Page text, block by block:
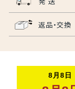
返品・交換